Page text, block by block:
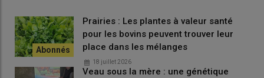
Prairies : Les plantes à valeur santé
pour les bovins peuvent trouver leur
place dans les mélanges
18 juillet 2026
Veau sous la mère : une génétique